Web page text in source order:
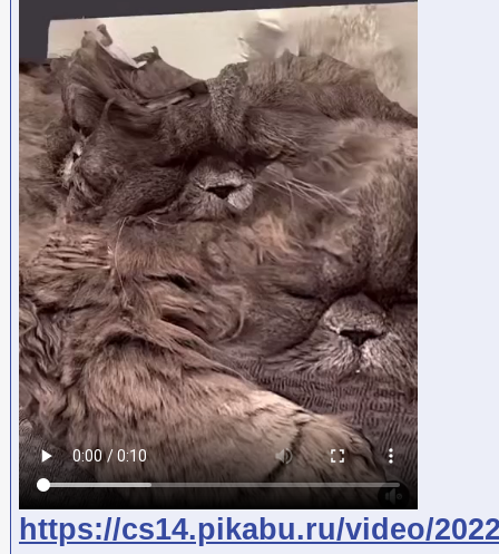
https://cs14.pikabu.ru/video/